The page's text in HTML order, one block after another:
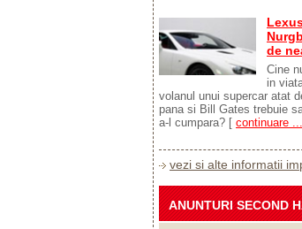
de
Cine
in
volanul unui supercar atat
pana si Bill Gates trebuie
a-l cumpara? [ continuare ...
vezi si alte informatii
ANUNTURI SECOND